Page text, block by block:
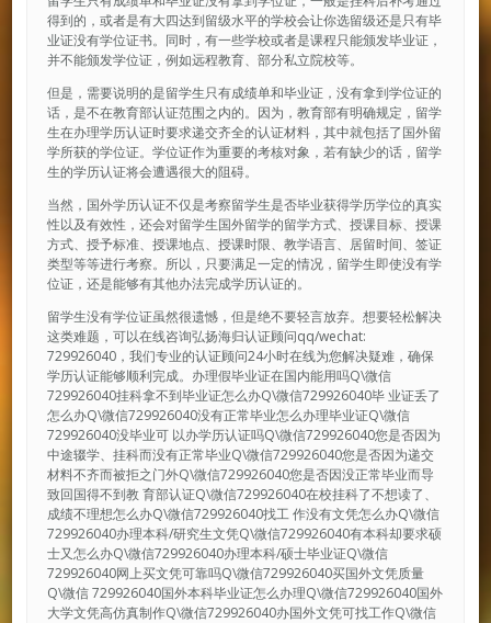
得到的，或者是有大四达到留级水平的学校会让你选留级还是只有毕
业证没有学位证书。同时，有一些学校或者是课程只能颁发毕业证，
并不能颁发学位证，例如远程教育、部分私立院校等。
但是，需要说明的是留学生只有成绩单和毕业证，没有拿到学位证的
话，是不在教育部认证范围之内的。因为，教育部有明确规定，留学
生在办理学历认证时要求递交齐全的认证材料，其中就包括了国外留
学所获的学位证。学位证作为重要的考核对象，若有缺少的话，留学
生的学历认证将会遭遇很大的阻碍。
当然，国外学历认证不仅是考察留学生是否毕业获得学历学位的真实
性以及有效性，还会对留学生国外留学的留学方式、授课目标、授课
方式、授予标准、授课地点、授课时限、教学语言、居留时间、签证
类型等等进行考察。所以，只要满足一定的情况，留学生即使没有学
位证，还是能够有其他办法完成学历认证的。
留学生没有学位证虽然很遗憾，但是绝不要轻言放弃。想要轻松解决
这类难题，可以在线咨询弘扬海归认证顾问qq/wechat:
729926040，我们专业的认证顾问24小时在线为您解决疑难，确保
学历认证能够顺利完成。办理假毕业证在国内能用吗Q\微信
729926040挂科拿不到毕业证怎么办Q\微信729926040毕 业证丢了
怎么办Q\微信729926040没有正常毕业怎么办理毕业证Q\微信
729926040没毕业可 以办学历认证吗Q\微信729926040您是否因为
中途辍学、挂科而没有正常毕业Q\微信729926040您是否因为递交
材料不齐而被拒之门外Q\微信729926040您是否因没正常毕业而导
致回国得不到教 育部认证Q\微信729926040在校挂科了不想读了、
成绩不理想怎么办Q\微信729926040找工 作没有文凭怎么办Q\微信
729926040办理本科/研究生文凭Q\微信729926040有本科却要求硕
士又怎么办Q\微信729926040办理本科/硕士毕业证Q\微信
729926040网上买文凭可靠吗Q\微信729926040买国外文凭质量
Q\微信 729926040国外本科毕业证怎么办理Q\微信729926040国外
大学文凭高仿真制作Q\微信729926040办国外文凭可找工作Q\微信